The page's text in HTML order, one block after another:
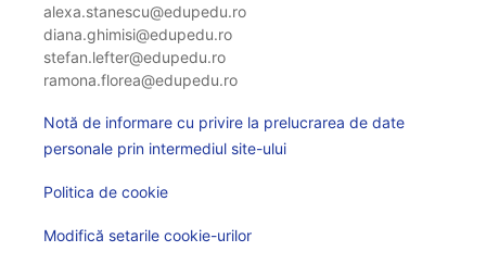
alexa.stanescu@edupedu.ro
diana.ghimisi@edupedu.ro
stefan.lefter@edupedu.ro
ramona.florea@edupedu.ro
Notă de informare cu privire la prelucrarea de date
personale prin intermediul site-ului
Politica de cookie
Modifică setarile cookie-urilor